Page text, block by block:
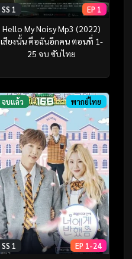
SS 1 EP 1
Hello My Noisy Mp3 (2022)
เสียงนั้น คือฉันอีกคน ตอนที่ 1-
25 จบ ซับไทย
จบแล้ว พากย์ไทย
SS 1 EP 1-24